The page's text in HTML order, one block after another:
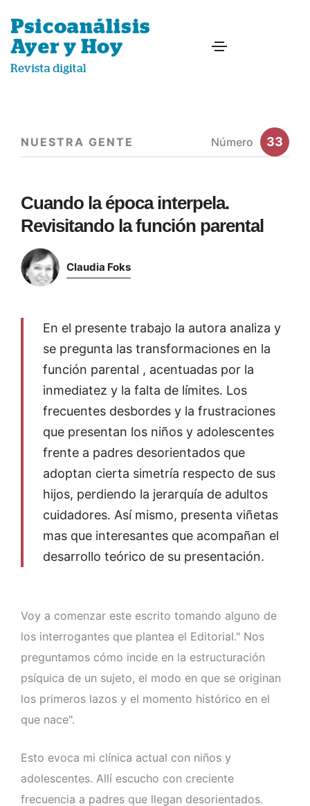
NUESTRA GENTE Número 33
Cuando la época interpela.
Revisitando la función parental
Claudia Foks
En el presente trabajo la autora analiza y
se pregunta las transformaciones en la
función parental , acentuadas por la
inmediatez y la falta de límites. Los
frecuentes desbordes y la frustraciones
que presentan los niños y adolescentes
frente a padres desorientados que
adoptan cierta simetría respecto de sus
hijos, perdiendo la jerarquía de adultos
cuidadores. Así mismo, presenta viñetas
mas que interesantes que acompañan el
desarrollo teórico de su presentación.
Voy a comenzar este escrito tomando alguno de
los interrogantes que plantea el Editorial." Nos
preguntamos cómo incide en la estructuración
psíquica de un sujeto, el modo en que se originan
los primeros lazos y el momento histórico en el
que nace".
Esto evoca mi clínica actual con niños y
adolescentes. Allí escucho con creciente
frecuencia a padres que llegan desorientados.